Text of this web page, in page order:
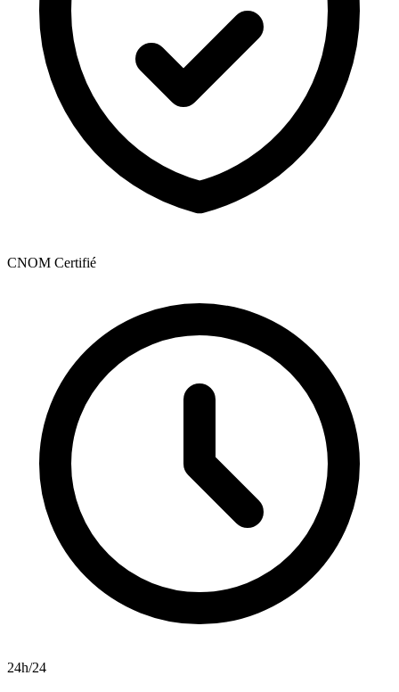
CNOM Certifié
24h/24